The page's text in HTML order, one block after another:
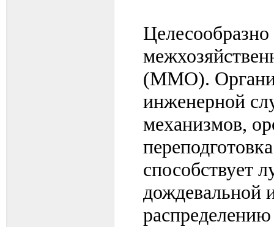
(ММО).
инженерной
механизмов,
способствует
дождевальной